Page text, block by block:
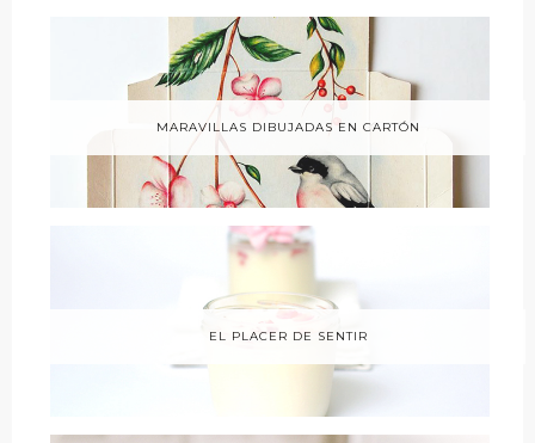
MARAVILLAS DIBUJADAS EN CARTÓN
EL PLACER DE SENTIR